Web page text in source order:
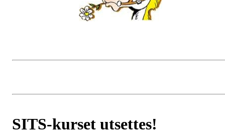
SITS-kurset utsettes!